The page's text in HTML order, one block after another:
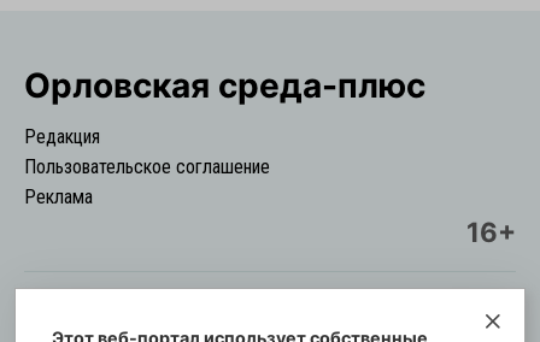
Орловская cреда-плюс
Редакция
Пользовательское соглашение
Реклама
16+
Этот веб-портал использует собственные